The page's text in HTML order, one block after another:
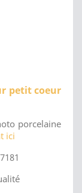
petit coeur
porcelaine
ici